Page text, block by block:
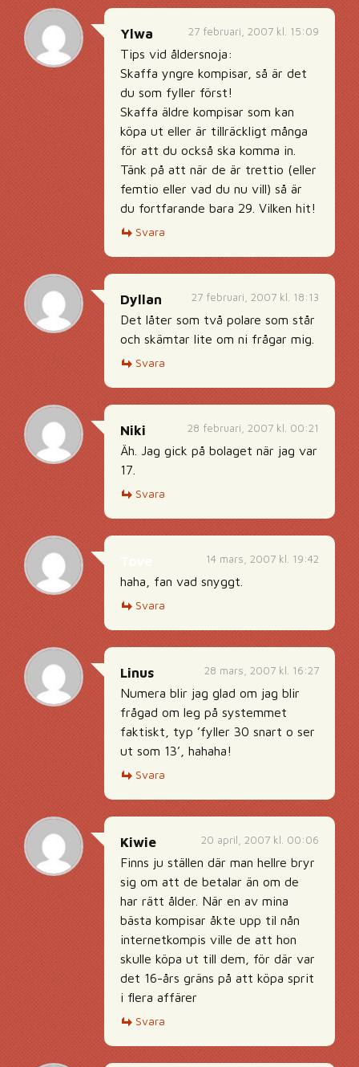
27 februari, 2007 kl. 15:09
Ylwa
Tips vid åldersnoja:
Skaffa yngre kompisar, så är det
du som fyller först!
Skaffa äldre kompisar som kan
köpa ut eller är tillräckligt många
för att du också ska komma in.
Tänk på att när de är trettio (eller
femtio eller vad du nu vill) så är
du fortfarande bara 29. Vilken hit!
Svara
27 februari, 2007 kl. 18:13
Dyllan
Det låter som två polare som står
och skämtar lite om ni frågar mig.
Svara
28 februari, 2007 kl. 00:21
Niki
Äh. Jag gick på bolaget när jag var
17.
Svara
14 mars, 2007 kl. 19:42
haha, fan vad snyggt.
Svara
28 mars, 2007 kl. 16:27
Linus
Numera blir jag glad om jag blir
frågad om leg på systemmet
faktiskt, typ ’fyller 30 snart o ser
ut som 13’, hahaha!
Svara
20 april, 2007 kl. 00:06
Kiwie
Finns ju ställen där man hellre bryr
sig om att de betalar än om de
har rätt ålder. När en av mina
bästa kompisar åkte upp til nån
internetkompis ville de att hon
skulle köpa ut till dem, för där var
det 16-års gräns på att köpa sprit
i flera affärer
Svara